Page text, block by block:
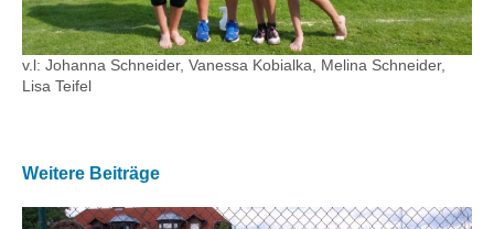
v.l: Johanna Schneider, Vanessa Kobialka, Melina Schneider,
Lisa Teifel
Weitere Beiträge